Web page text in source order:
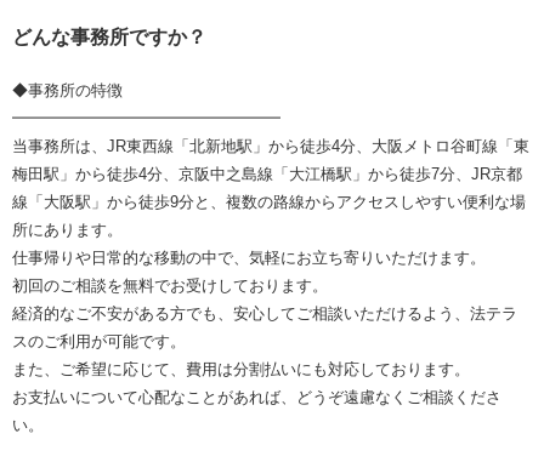
どんな事務所ですか？
◆事務所の特徴
━━━━━━━━━━━━━━━━━
当事務所は、JR東西線「北新地駅」から徒歩4分、大阪メトロ谷町線「東
梅田駅」から徒歩4分、京阪中之島線「大江橋駅」から徒歩7分、JR京都
線「大阪駅」から徒歩9分と、複数の路線からアクセスしやすい便利な場
所にあります。
仕事帰りや日常的な移動の中で、気軽にお立ち寄りいただけます。
初回のご相談を無料でお受けしております。
経済的なご不安がある方でも、安心してご相談いただけるよう、法テラ
スのご利用が可能です。
また、ご希望に応じて、費用は分割払いにも対応しております。
お支払いについて心配なことがあれば、どうぞ遠慮なくご相談くださ
い。